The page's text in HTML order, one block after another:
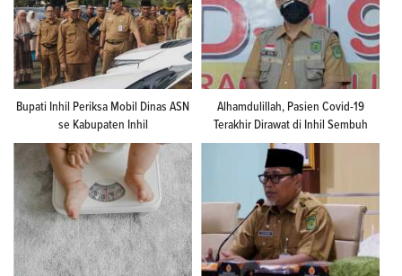
Bupati Inhil Periksa Mobil Dinas ASN
se Kabupaten Inhil
Alhamdulillah, Pasien Covid-19
Terakhir Dirawat di Inhil Sembuh